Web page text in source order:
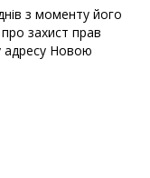
з моменту його
захист прав
адресу Новою